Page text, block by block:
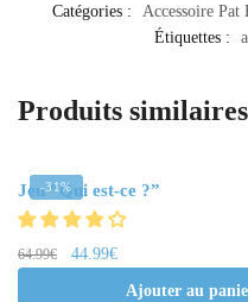
Catégories :
Accessoire Pat
Étiquettes :
Produits similaires
-31%
Jeu “Qui est-ce ?”
64.99€ 44.99€
Ajouter au